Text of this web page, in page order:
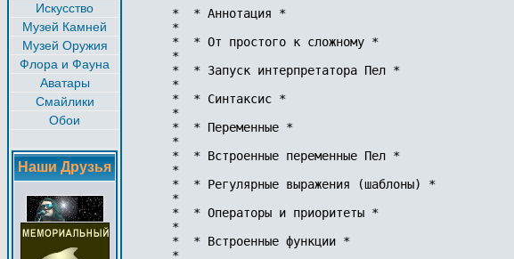
Искусство
Музей Камней
Музей Оружия
Флора и Фауна
Аватары
Смайлики
Обои
Наши Друзья
*  * Аннотация *
*
*  * От простого к сложному *
*
*  * Запуск интерпретатора Пел *
*
*  * Синтаксис *
*
*  * Переменные *
*
*  * Встроенные переменные Пел *
*
*  * Регулярные выражения (шаблоны) *
*
*  * Операторы и приоритеты *
*
*  * Встроенные функции *
*